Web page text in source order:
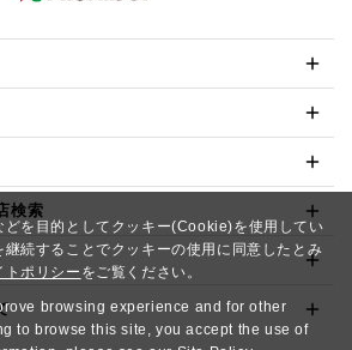
どを目的としてクッキー(Cookie)を使用してい
継続することでクッキーの使用に同意したとみ
トポリシー をご覧ください。
browsing experience and for other
to browse this site, you accept the use of
検索